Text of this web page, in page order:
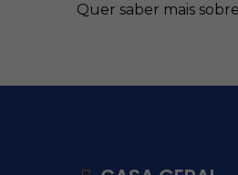
Quer saber mais